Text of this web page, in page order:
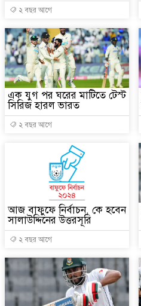
২ বছর আগে
এক যুগ পর ঘরের মাটিতে টেস্ট
সিরিজ হারল ভারত
২ বছর আগে
আজ বাফুফে নির্বাচন, কে হবেন
সালাউদ্দিনের উত্তরসূরি
২ বছর আগে